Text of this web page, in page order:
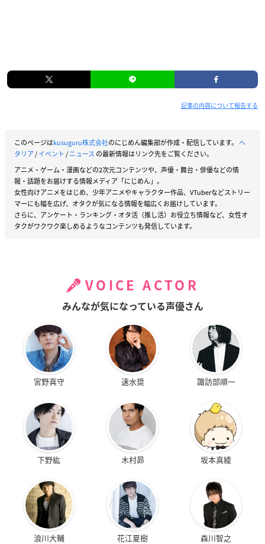
記事の内容について報告する
このページはkusuguru株式会社のにじめん編集部が作成・配信しています。 ヘ
タリア/イベント /ニュース の最新情報はリンク先をご覧ください。
アニメ・ゲーム・漫画などの2次元コンテンツや、声優・舞台・俳優などの情
報・話題をお届けする情報メディア「にじめん」。
女性向けアニメをはじめ、少年アニメやキャラクター作品、VTuberなどストリー
マーにも幅を広げ、オタクが気になる情報を幅広くお届けしています。
さらに、アンケート・ランキング・オタ活（推し活）お役立ち情報など、女性オ
タクがワクワク楽しめるようなコンテンツも発信しています。
VOICE ACTOR
みんなが気になっている声優さん
宮野真守 速水奨 諏訪部順一
下野紘 木村昴 坂本真綾
浪川大輔 花江夏樹 森川智之